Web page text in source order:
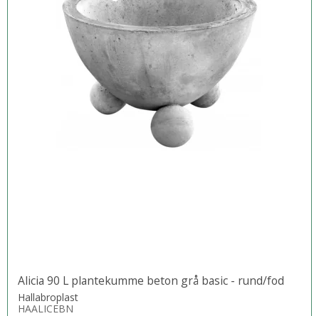
Alicia 90 L plantekumme beton grå basic - rund/fod
Hallabroplast
HAALICEBN